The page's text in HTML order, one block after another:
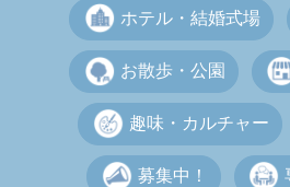
ホテル・結婚式場
お散歩・公園
趣味・カルチャー
募集中！